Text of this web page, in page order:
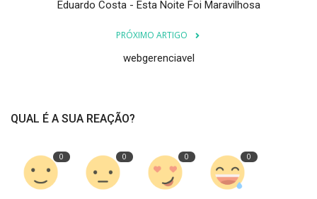
Eduardo Costa - Esta Noite Foi Maravilhosa
PRÓXIMO ARTIGO
webgerenciavel
QUAL É A SUA REAÇÃO?
0 0 0 0